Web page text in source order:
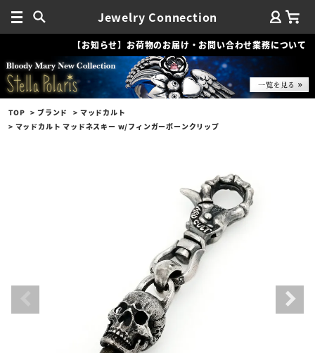
Jewelry Connection
【お知らせ】お荷物のお届け・お問い合わせ業務について
TOP ブランド
マッドカルト
マッドカルト マッドネスキー w/フィンガーボーンクリップ